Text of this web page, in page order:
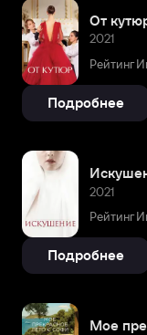
От
2021
Рейтинг
Подробнее
2021
Рейтинг
Подробнее
Мое